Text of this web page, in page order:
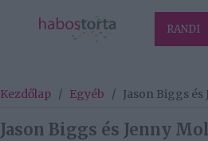
RANDI
Kezdőlap / Egyéb / Jason Biggs
Jason Biggs és Jenny